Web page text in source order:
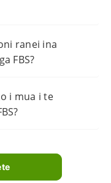
ranei ina
FBS?
i mua i te